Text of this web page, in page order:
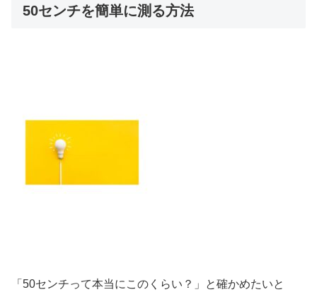
50センチを簡単に測る方法
「50センチって本当にこのくらい？」と確かめたいと